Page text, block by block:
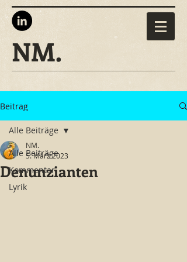
NM.
Beitrag
Alle Beiträge
Kommentar
Lyrik
Alle Beiträge
Denunzianten
NM.
5. März 2023